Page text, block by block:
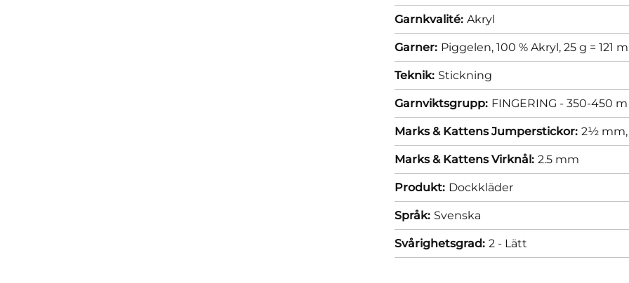
Garnkvalité: Akryl
Garner: Piggelen, 100 % Akryl, 25 g = 121 m
Teknik: Stickning
Garnviktsgrupp: FINGERING - 350-450
Marks & Kattens Jumperstickor: 2½ mm,
Marks & Kattens Virknål: 2.5 mm
Produkt: Dockkläder
Språk: Svenska
Svårighetsgrad: 2 - Lätt